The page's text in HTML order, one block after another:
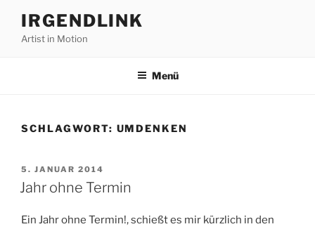
Inhalt
springen
IRGENDLINK
Artist in Motion
Menü
SCHLAGWORT: UMDENKEN
VERÖFFENTLICHT
AM
5. JANUAR 2014
Jahr ohne Termin
Ein Jahr ohne Termin!, schießt es mir kürzlich in den